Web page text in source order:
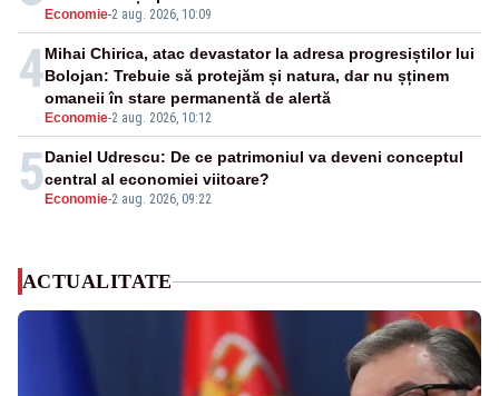
Economie-2 aug. 2026, 10:09
4
Economie-2 aug. 2026, 10:12
Mihai Chirica, atac devastator la adresa progresiștilor lui
Bolojan: Trebuie să protejăm și natura, dar nu șținem
omaneii în stare permanentă de alertă
5 Economie-2 aug. 2026, 09:22
Daniel Udrescu: De ce patrimoniul va deveni conceptul
central al economiei viitoare?
ACTUALITATE